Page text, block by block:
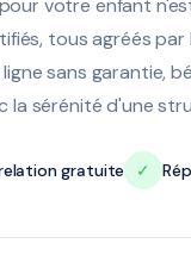
votre enfant
tous agréés
sans garantie,
la sérénité d'une
gratuite ✓